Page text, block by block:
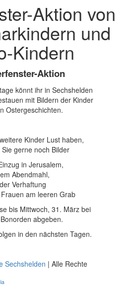
Aktion von
und
Kindern
Aktion
könnt ihr in Sechshelden
mit Bildern der Kinder
Ostergeschichten.
Kinder Lust haben,
gerne noch Bilder
in Jerusalem,
Abendmahl,
der Verhaftung
am leeren Grab
bis Mittwoch, 31. März bei
abgeben.
in den nächsten Tagen.
Sechshelden | Alle Rechte